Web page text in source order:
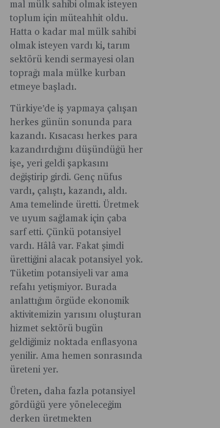
mal mülk sahibi olmak isteyen
toplum için müteahhit oldu.
Hatta o kadar mal mülk sahibi
olmak isteyen vardı ki, tarım
sektörü kendi sermayesi olan
toprağı mala mülke kurban
etmeye başladı.
Türkiye’de iş yapmaya çalışan
herkes günün sonunda para
kazandı. Kısacası herkes para
kazandırdığını düşündüğü her
işe, yeri geldi şapkasını
değiştirip girdi. Genç nüfus
vardı, çalıştı, kazandı, aldı.
Ama temelinde üretti. Üretmek
ve uyum sağlamak için çaba
sarf etti. Çünkü potansiyel
vardı. Hâlâ var. Fakat şimdi
ürettiğini alacak potansiyel yok.
Tüketim potansiyeli var ama
refahı yetişmiyor. Burada
anlattığım örgüde ekonomik
aktivitemizin yarısını oluşturan
hizmet sektörü bugün
geldiğimiz noktada enflasyona
yenilir. Ama hemen sonrasında
üreteni yer.
Üreten, daha fazla potansiyel
gördüğü yere yöneleceğim
derken üretmekten